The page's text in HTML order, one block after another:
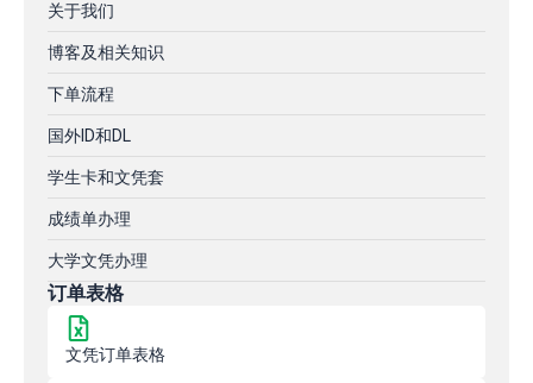
关于我们
博客及相关知识
下单流程
国外ID和DL
学生卡和文凭套
成绩单办理
大学文凭办理
订单表格
文凭订单表格